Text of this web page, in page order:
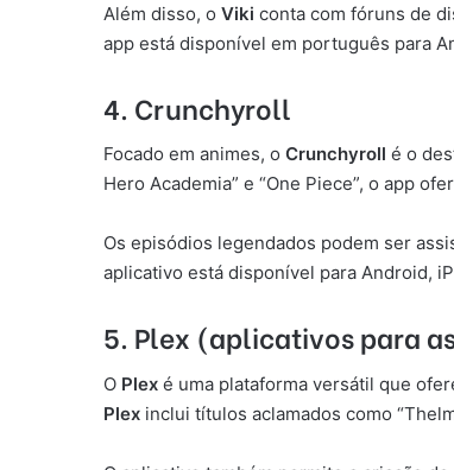
Além disso, o Viki conta com fóruns de
app está disponível em português para
4. Crunchyroll
Focado em animes, o Crunchyroll é o
Hero Academia” e “One Piece”, o app
Os episódios legendados podem ser
aplicativo está disponível para Android,
5. Plex (aplicativos para
O Plex é uma plataforma versátil que
Plex inclui títulos aclamados como